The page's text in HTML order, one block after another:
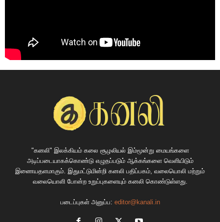
"கனலி" இலக்கியம் கலை சூழலியல் இம்மூன்று மையங்களை
அடிப்படையாகக்கொண்டு எழுதப்படும் ஆக்கங்களை வெளியிடும்
இணையதளமாகும். இதுமட்டுமின்றி கனலி பதிப்பகம், வலையொலி மற்றும்
வலையொளி போன்ற உறுப்புகளையும் கனலி கொண்டுள்ளது.
படைப்புகள் அனுப்ப: editor@kanali.in